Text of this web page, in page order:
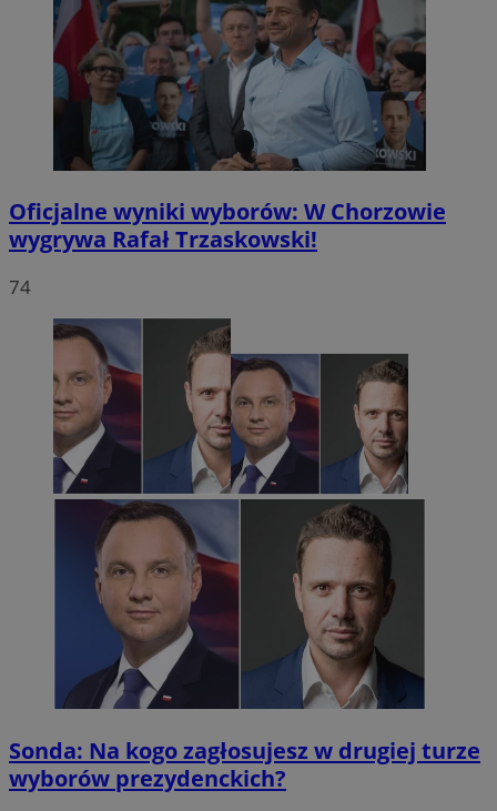
Oficjalne wyniki wyborów: W Chorzowie
wygrywa Rafał Trzaskowski!
74
Sonda: Na kogo zagłosujesz w drugiej turze
wyborów prezydenckich?